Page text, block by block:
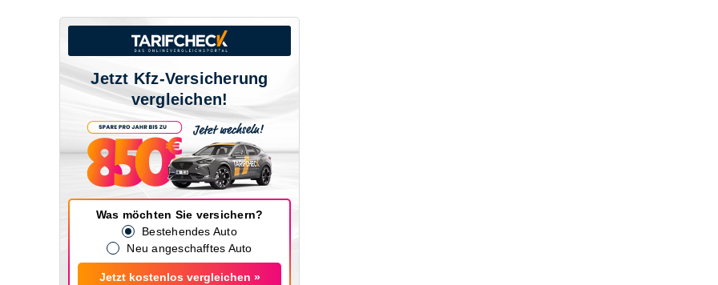
Jetzt Kfz-Versicherung
vergleichen!
Was möchten Sie versichern?
Bestehendes Auto
Neu angeschafftes Auto
Jetzt kostenlos vergleichen »